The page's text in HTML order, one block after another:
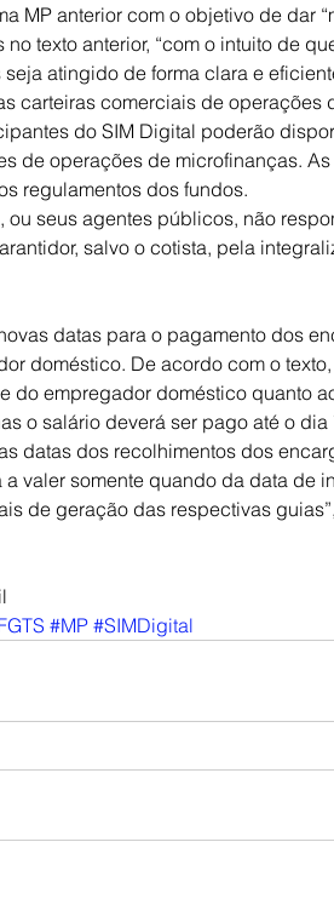
MP anterior com o objetivo de dar
texto anterior, “com o intuito de
atingido de forma clara e
carteiras comerciais de
do SIM Digital poderão
de operações de microfinanças.
regulamentos dos fundos.
ou seus agentes públicos, não
salvo o cotista, pela
datas para o pagamento dos
doméstico. De acordo com o
do empregador doméstico quanto
o salário deverá ser pago até o dia
datas dos recolhimentos dos
valer somente quando da data de
de geração das respectivas
#MP #SIMDigital